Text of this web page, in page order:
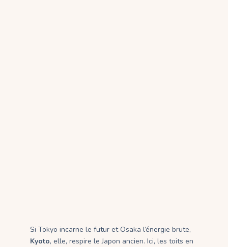
Si Tokyo incarne le futur et Osaka l’énergie brute,
Kyoto, elle, respire le Japon ancien. Ici, les toits en